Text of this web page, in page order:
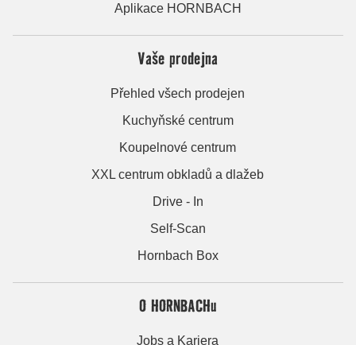
Aplikace HORNBACH
Vaše prodejna
Přehled všech prodejen
Kuchyňské centrum
Koupelnové centrum
XXL centrum obkladů a dlažeb
Drive - In
Self-Scan
Hornbach Box
O HORNBACHu
Jobs a Kariera